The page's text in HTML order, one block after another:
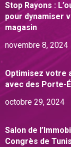
Stop Rayons :
pour dynamiser
magasin
novembre 8, 2024
Optimisez votre
avec des Porte-
octobre 29, 2024
Salon de
Congrès de Tunis